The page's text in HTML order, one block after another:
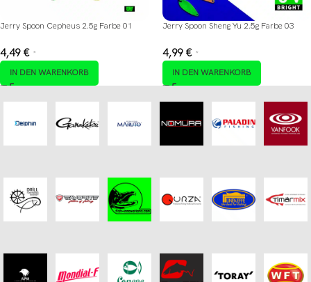
Jerry Spoon Cepheus 2.5g Farbe 01
4,49 € *
IN DEN WARENKORB
Jerry Spoon Sheng Yu 2.5g Farbe 03
4,99 € *
IN DEN WARENKORB